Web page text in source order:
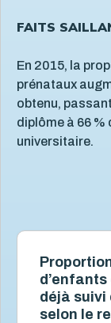
FAITS
En 2015, la
prénataux
obtenu,
diplôme à 66 %
universitaire.
déjà suivi
selon le